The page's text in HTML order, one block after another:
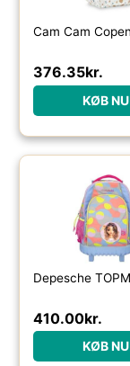
376.35kr.
KØB NU
410.00kr.
KØB NU